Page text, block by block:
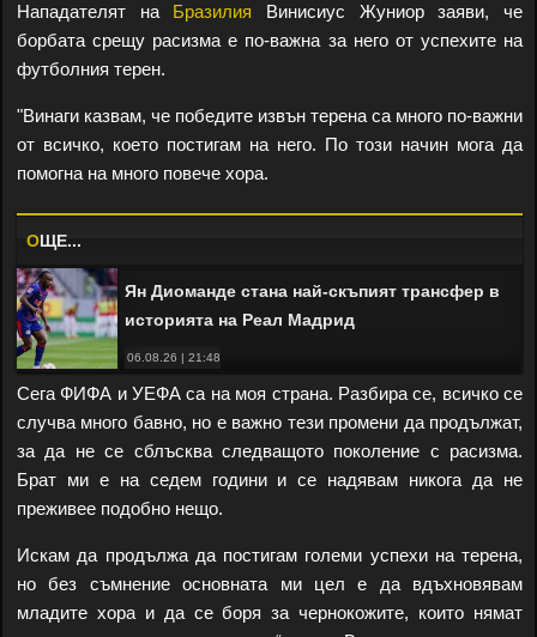
Нападателят на Бразилия Винисиус Жуниор заяви, че
борбата срещу расизма е по-важна за него от успехите на
футболния терен.
"Винаги казвам, че победите извън терена са много по-важни
от всичко, което постигам на него. По този начин мога да
помогна на много повече хора.
OЩЕ...
06.08.26 | 21:48
Ян Диоманде стана най-скъпият трансфер в
историята на Реал Мадрид
Сега ФИФА и УЕФА са на моя страна. Разбира се, всичко се
случва много бавно, но е важно тези промени да продължат,
за да не се сблъсква следващото поколение с расизма.
Брат ми е на седем години и се надявам никога да не
преживее подобно нещо.
Искам да продължа да постигам големи успехи на терена,
но без съмнение основната ми цел е да вдъхновявам
младите хора и да се боря за чернокожите, които нямат